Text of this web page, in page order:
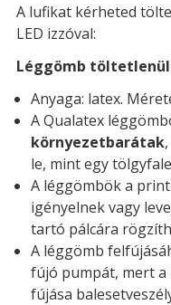
A lufikat kérheted t
LED izzóval:
Léggömb
Anyaga: latex.
A Qualatex
környezetbarátak
le, mint egy
A léggömbök a
igényelnek vagy
tartó pálcára
A léggömb
fújó pumpát, mert
fújása